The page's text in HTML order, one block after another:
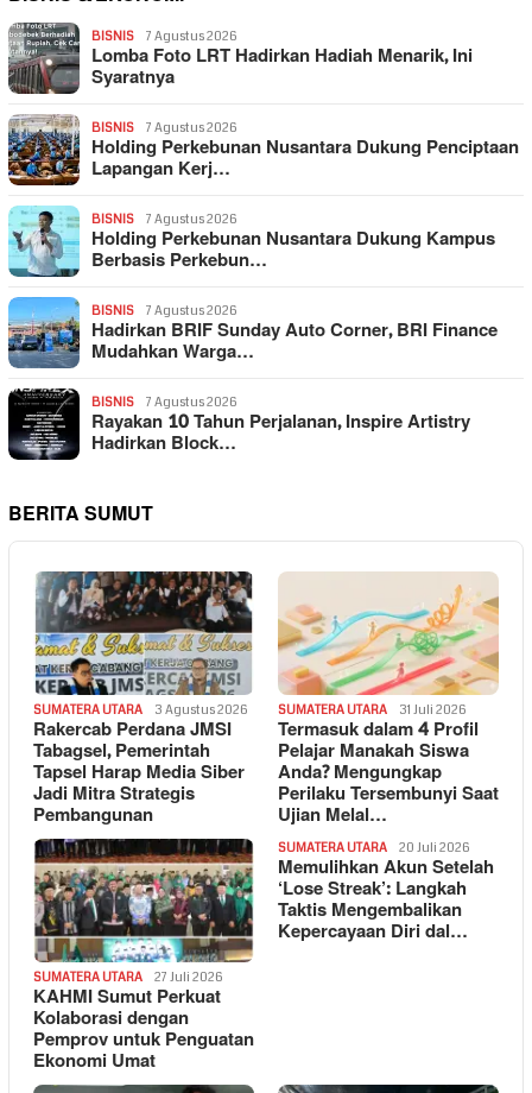
BISNIS 7 Agustus 2026
Lomba Foto LRT Hadirkan Hadiah Menarik, Ini
Syaratnya
BISNIS 7 Agustus 2026
Holding Perkebunan Nusantara Dukung Penciptaan
Lapangan Kerj…
BISNIS 7 Agustus 2026
Holding Perkebunan Nusantara Dukung Kampus
Berbasis Perkebun…
BISNIS 7 Agustus 2026
Hadirkan BRIF Sunday Auto Corner, BRI Finance
Mudahkan Warga…
BISNIS 7 Agustus 2026
Rayakan 10 Tahun Perjalanan, Inspire Artistry
Hadirkan Block…
BERITA SUMUT
SUMATERA UTARA 3 Agustus 2026
Rakercab Perdana JMSI
Tabagsel, Pemerintah
Tapsel Harap Media Siber
Jadi Mitra Strategis
Pembangunan
SUMATERA UTARA 31 Juli 2026
Termasuk dalam 4 Profil
Pelajar Manakah Siswa
Anda? Mengungkap
Perilaku Tersembunyi Saat
Ujian Melal…
SUMATERA UTARA 27 Juli 2026
KAHMI Sumut Perkuat
Kolaborasi dengan
Pemprov untuk Penguatan
Ekonomi Umat
SUMATERA UTARA 20 Juli 2026
Memulihkan Akun Setelah
‘Lose Streak’: Langkah
Taktis Mengembalikan
Kepercayaan Diri dal…